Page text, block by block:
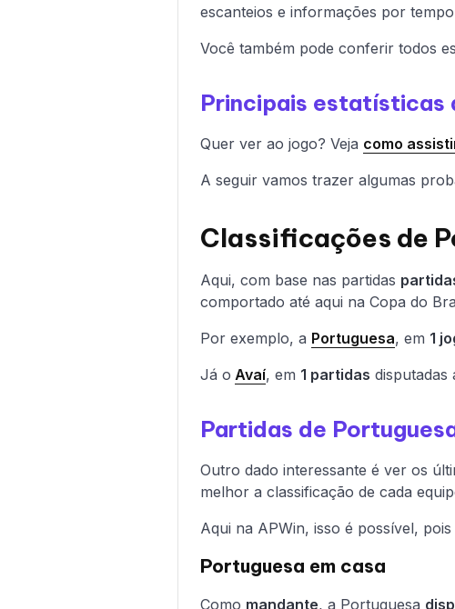
escanteios e informações por
Você também pode conferir todos
Principais estatísticas
Quer ver ao jogo? Veja como
A seguir vamos trazer algumas
Classificações de
Aqui, com base nas partidas
comportado até aqui na Copa do
Por exemplo, a Portuguesa, em 1
Já o Avaí, em 1 partidas disputadas
Partidas de
Outro dado interessante é ver os
melhor a classificação de cada
Aqui na APWin, isso é possível,
Portuguesa em casa
Como mandante, a Portuguesa